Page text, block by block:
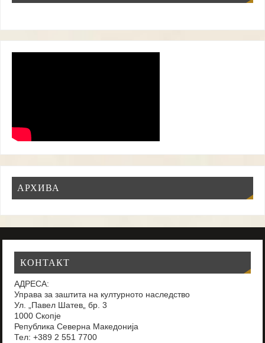
АРХИВА
КОНТАКТ
АДРЕСА:
Управа за заштита на културното наследство
Ул. „Павел Шатев„ бр. 3
1000 Скопје
Република Северна Македонија
Тел: +389 2 551 7700